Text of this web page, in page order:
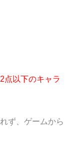
点以下のキャラ
ず、ゲームから